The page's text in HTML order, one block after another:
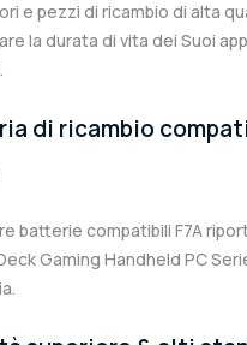
e pezzi di ricambio di alta
la durata di vita dei Suoi
di ricambio
batterie compatibili F7A
Gaming Handheld PC